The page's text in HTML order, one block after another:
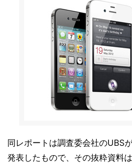
同レポートは調査委会社のUBS
発表したもので、その抜粋資料は